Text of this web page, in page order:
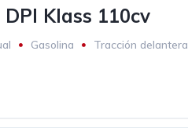
Klass 110cv
Gasolina Tracción delantera